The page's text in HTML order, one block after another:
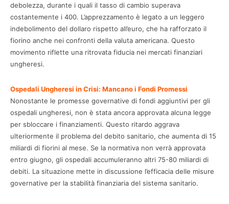
debolezza, durante i quali il tasso di cambio superava
costantemente i 400. L’apprezzamento è legato a un leggero
indebolimento del dollaro rispetto all’euro, che ha rafforzato il
fiorino anche nei confronti della valuta americana. Questo
movimento riflette una ritrovata fiducia nei mercati finanziari
ungheresi.
Ospedali Ungheresi in Crisi: Mancano i Fondi Promessi
Nonostante le promesse governative di fondi aggiuntivi per gli
ospedali ungheresi, non è stata ancora approvata alcuna legge
per sbloccare i finanziamenti. Questo ritardo aggrava
ulteriormente il problema del debito sanitario, che aumenta di 15
miliardi di fiorini al mese. Se la normativa non verrà approvata
entro giugno, gli ospedali accumuleranno altri 75-80 miliardi di
debiti. La situazione mette in discussione l’efficacia delle misure
governative per la stabilità finanziaria del sistema sanitario.